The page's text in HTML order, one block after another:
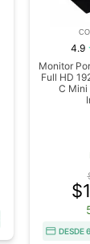
4.9
Monitor
Full HD
C Mini
DESDE